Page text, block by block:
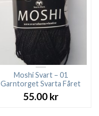
Moshi Svart – 01
Garntorget Svarta Fåret
55.00 kr